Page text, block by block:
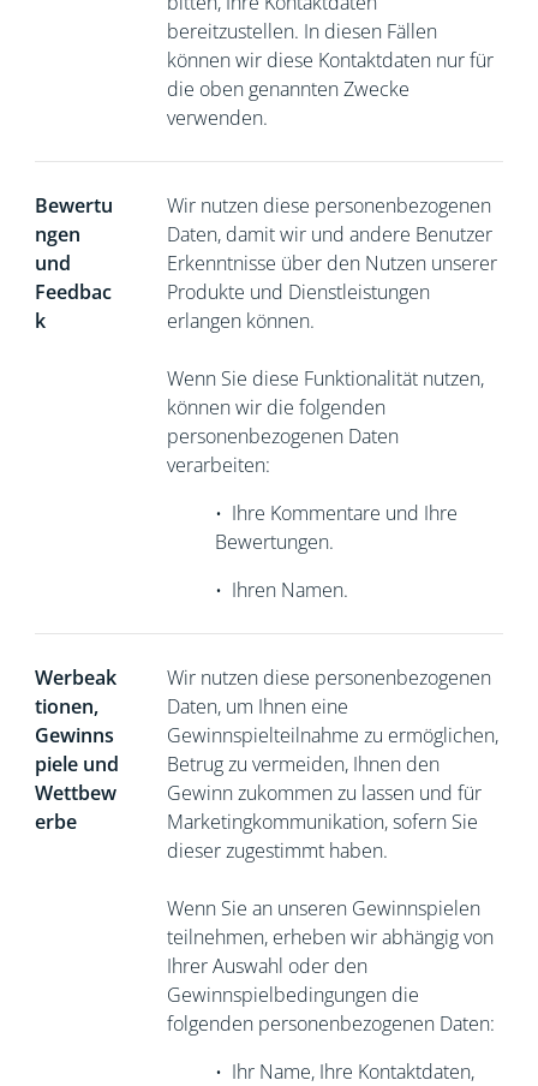
bereitzustellen. In diesen Fällen
können wir diese Kontaktdaten nur für
die oben genannten Zwecke
verwenden.
Bewertu
ngen
und
Feedbac
k
Wir nutzen diese personenbezogenen
Daten, damit wir und andere Benutzer
Erkenntnisse über den Nutzen unserer
Produkte und Dienstleistungen
erlangen können.
Wenn Sie diese Funktionalität nutzen,
können wir die folgenden
personenbezogenen Daten
verarbeiten:
• Ihre Kommentare und Ihre
Bewertungen.
• Ihren Namen.
Werbeak
tionen,
Gewinns
piele und
Wettbew
erbe
Wir nutzen diese personenbezogenen
Daten, um Ihnen eine
Gewinnspielteilnahme zu ermöglichen,
Betrug zu vermeiden, Ihnen den
Gewinn zukommen zu lassen und für
Marketingkommunikation, sofern Sie
dieser zugestimmt haben.
Wenn Sie an unseren Gewinnspielen
teilnehmen, erheben wir abhängig von
Ihrer Auswahl oder den
Gewinnspielbedingungen die
folgenden personenbezogenen Daten:
• Ihr Name, Ihre Kontaktdaten,